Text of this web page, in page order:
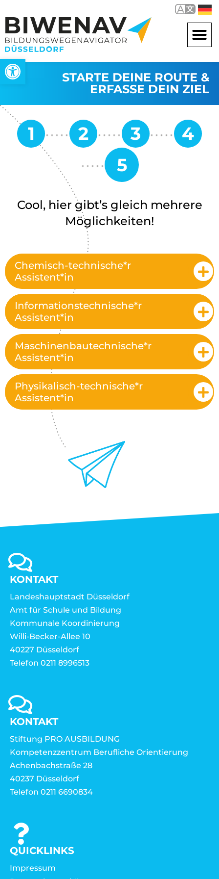
Open toolbar
STARTE DEINE ROUTE &
ERFASSE DEIN ZIEL
Cool, hier gibt’s gleich mehrere
Möglichkeiten!
Chemisch-technische*r
Assistent*in
Informationstechnische*r
Assistent*in
Maschinenbautechnische*r
Assistent*in
Physikalisch-technische*r
Assistent*in
KONTAKT
Landeshauptstadt Düsseldorf
Amt für Schule und Bildung
Kommunale Koordinierung
Willi-Becker-Allee 10
40227 Düsseldorf
Telefon 0211 8996513
KONTAKT
Stiftung PRO AUSBILDUNG
Kompetenzzentrum Berufliche Orientierung
Achenbachstraße 28
40237 Düsseldorf
Telefon 0211 6690834
QUICKLINKS
Impressum